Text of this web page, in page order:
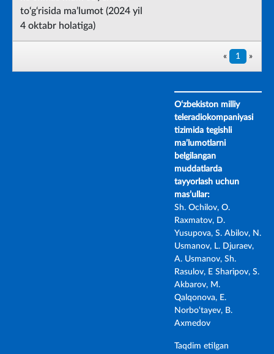
to‘g‘risida ma’lumot (2024 yil
4 oktabr holatiga)
« 1 »
O‘zbekiston milliy
teleradiokompaniyasi
tizimida tegishli
ma’lumotlarni
belgilangan
muddatlarda
tayyorlash uchun
mas’ullar:
Sh. Ochilov, O.
Raxmatov, D.
Yusupova, S. Abilov, N.
Usmanov, L. Djuraev,
A. Usmanov, Sh.
Rasulov, E Sharipov, S.
Akbarov, M.
Qalqonova, E.
Norbo‘tayev, B.
Axmedov
Taqdim etilgan